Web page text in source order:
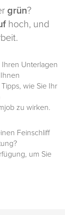
grün?
hoch, und
Unterlagen
wie Sie Ihr
zu wirken.
Feinschliff
um Sie